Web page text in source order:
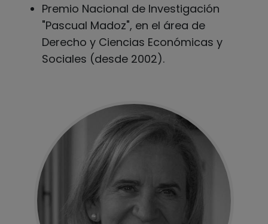
Premio Nacional de Investigación
"Pascual Madoz", en el área de
Derecho y Ciencias Económicas y
Sociales (desde 2002).